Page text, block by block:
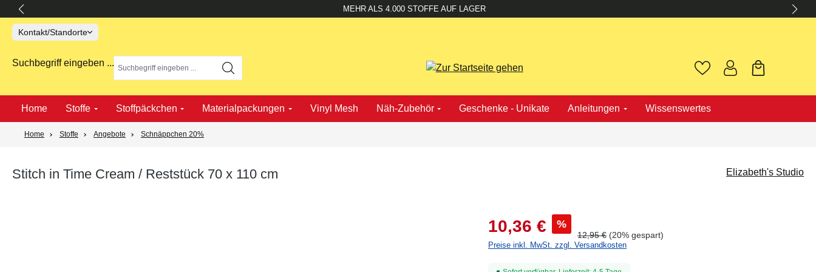
MEHR ALS 4.000 STOFFE AUF LAGER
Kontakt/Standorte
Suchbegriff eingeben ...
Home Stoffe Stoffpäckchen Materialpackungen Vinyl Mesh Näh-Zubehör Geschenke - Unikate Anleitungen Wissenswertes
Home Stoffe Angebote Schnäppchen 20%
Stitch in Time Cream / Reststück 70 x 110 cm Elizabeth's Studio
10,36 € %
12,95 € (20% gespart)
Preise inkl. MwSt. zzgl. Versandkosten